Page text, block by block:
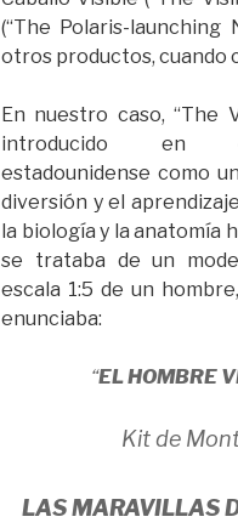
(“The Polaris-launching
otros productos, cuando
En nuestro caso, “The
introducido en
estadounidense como
diversión y el
la biología y la anatomía
se trataba de un
escala 1:5 de un
enunciaba:
“EL HOMBRE
Kit de
LAS MARAVILLAS